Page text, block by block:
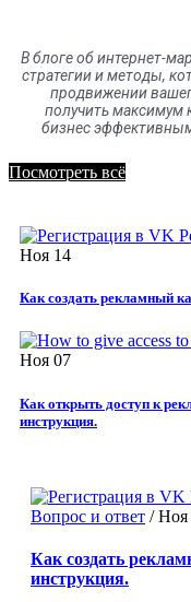
В блогеобинтернет-
стратегии и методы,
продвижении
получить максимум
бизнес
Посмотреть всё
Ноя 14
Как создать рекламный
Ноя 07
Как открыть доступ к
инструкция.
Вопрос и ответ /Ноя
Как создать
инструкция.